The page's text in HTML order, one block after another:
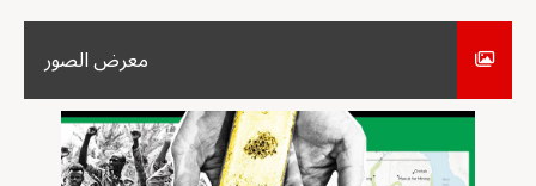
معرض الصور